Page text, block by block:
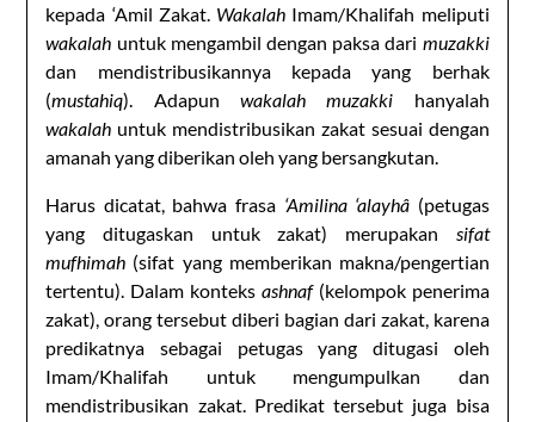
kepada ‘Amil Zakat. Wakalah Imam/Khalifah meliputi
wakalah untuk mengambil dengan paksa dari muzakki
dan mendistribusikannya kepada yang berhak
(mustahiq). Adapun wakalah muzakki hanyalah
wakalah untuk mendistribusikan zakat sesuai dengan
amanah yang diberikan oleh yang bersangkutan.
Harus dicatat, bahwa frasa ‘Amilina ‘alayhâ (petugas
yang ditugaskan untuk zakat) merupakan sifat
mufhimah (sifat yang memberikan makna/pengertian
tertentu). Dalam konteks ashnaf (kelompok penerima
zakat), orang tersebut diberi bagian dari zakat, karena
predikatnya sebagai petugas yang ditugasi oleh
Imam/Khalifah untuk mengumpulkan dan
mendistribusikan zakat. Predikat tersebut juga bisa